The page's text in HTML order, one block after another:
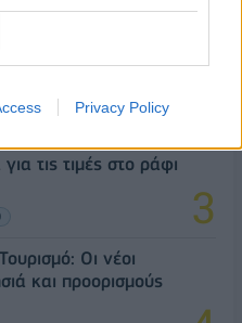
Privacy Policy
για την
προς όφελος
τις τιμές στο ράφι
Οι νέοι
και προορισμούς